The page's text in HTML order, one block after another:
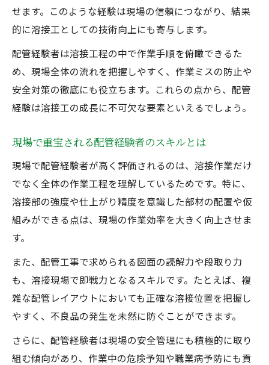
せます。このような経験は現場の信頼につながり、結果
的に溶接工としての技術向上にも寄与します。
配管経験者は溶接工程の中で作業手順を俯瞰できるた
め、現場全体の流れを把握しやすく、作業ミスの防止や
安全対策の徹底にも役立ちます。これらの点から、配管
経験は溶接工の成長に不可欠な要素といえるでしょう。
現場で重宝される配管経験者のスキルとは
現場で配管経験者が高く評価されるのは、溶接作業だけ
でなく全体の作業工程を理解しているためです。特に、
溶接部の強度や仕上がり精度を意識した部材の配置や仮
組みができる点は、現場の作業効率を大きく向上させま
す。
また、配管工事で求められる図面の読解力や段取り力
も、溶接現場で即戦力となるスキルです。たとえば、複
雑な配管レイアウトにおいても正確な溶接位置を把握し
やすく、不良品の発生を未然に防ぐことができます。
さらに、配管経験者は現場の安全管理にも積極的に取り
組む傾向があり、作業中の危険予知や職業病予防にも貢